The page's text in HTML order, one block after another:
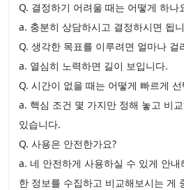
Q. 결정하기 어려울 때는 어떻게 하나
a. 충분히 상담하시고 결정하시면 됩
Q. 생각한 목표를 이루려면 얼마나 걸
a. 열심히 노력하면 길이 보입니다.
Q. 시간이 없을 때는 어떻게 빠르게
a. 핵심 조건 몇 가지만 정해 놓고 비
있습니다.
Q. 사용은 안전한가요?
a. 네 안전하게 사용하실 수 있게 안
한 정보를 수집하고 비교해보시는 게